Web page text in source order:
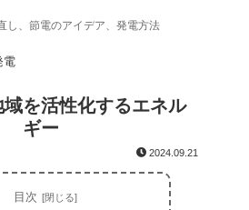
し、節電のアイデア、発電方法
電
を活性化するエネル
ギー
2024.09.21
目次